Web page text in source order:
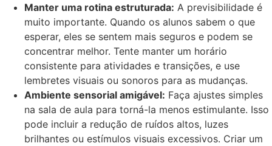
Manter uma rotina estruturada: A previsibilidade é
muito importante. Quando os alunos sabem o que
esperar, eles se sentem mais seguros e podem se
concentrar melhor. Tente manter um horário
consistente para atividades e transições, e use
lembretes visuais ou sonoros para as mudanças.
Ambiente sensorial amigável: Faça ajustes simples
na sala de aula para torná-la menos estimulante. Isso
pode incluir a redução de ruídos altos, luzes
brilhantes ou estímulos visuais excessivos. Criar um